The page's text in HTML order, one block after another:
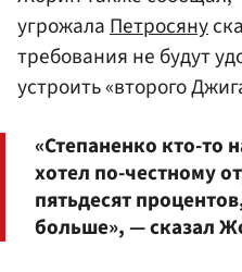
угрожала Петросяну
требования не будут
устроить «второго
«Степаненко кто-то
хотел по-честному
пятьдесят
больше», — сказал